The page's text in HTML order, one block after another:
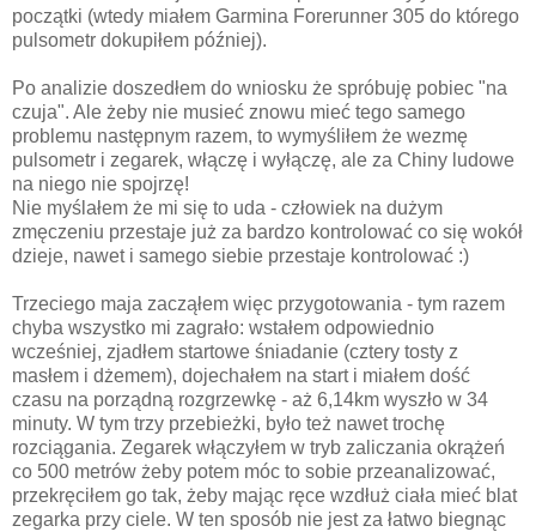
początki (wtedy miałem Garmina Forerunner 305 do którego
pulsometr dokupiłem później).
Po analizie doszedłem do wniosku że spróbuję pobiec "na
czuja". Ale żeby nie musieć znowu mieć tego samego
problemu następnym razem, to wymyśliłem że wezmę
pulsometr i zegarek, włączę i wyłączę, ale za Chiny ludowe
na niego nie spojrzę!
Nie myślałem że mi się to uda - człowiek na dużym
zmęczeniu przestaje już za bardzo kontrolować co się wokół
dzieje, nawet i samego siebie przestaje kontrolować :)
Trzeciego maja zacząłem więc przygotowania - tym razem
chyba wszystko mi zagrało: wstałem odpowiednio
wcześniej, zjadłem startowe śniadanie (cztery tosty z
masłem i dżemem), dojechałem na start i miałem dość
czasu na porządną rozgrzewkę - aż 6,14km wyszło w 34
minuty. W tym trzy przebieżki, było też nawet trochę
rozciągania. Zegarek włączyłem w tryb zaliczania okrążeń
co 500 metrów żeby potem móc to sobie przeanalizować,
przekręciłem go tak, żeby mając ręce wzdłuż ciała mieć blat
zegarka przy ciele. W ten sposób nie jest za łatwo biegnąc